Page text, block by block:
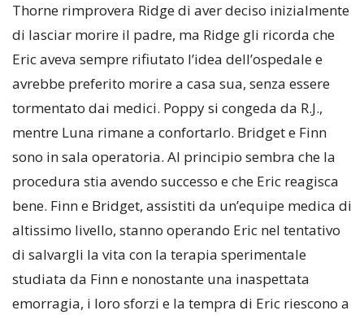
Thorne rimprovera Ridge di aver deciso inizialmente
di lasciar morire il padre, ma Ridge gli ricorda che
Eric aveva sempre rifiutato l’idea dell’ospedale e
avrebbe preferito morire a casa sua, senza essere
tormentato dai medici. Poppy si congeda da R.J.,
mentre Luna rimane a confortarlo. Bridget e Finn
sono in sala operatoria. Al principio sembra che la
procedura stia avendo successo e che Eric reagisca
bene. Finn e Bridget, assistiti da un’equipe medica di
altissimo livello, stanno operando Eric nel tentativo
di salvargli la vita con la terapia sperimentale
studiata da Finn e nonostante una inaspettata
emorragia, i loro sforzi e la tempra di Eric riescono a